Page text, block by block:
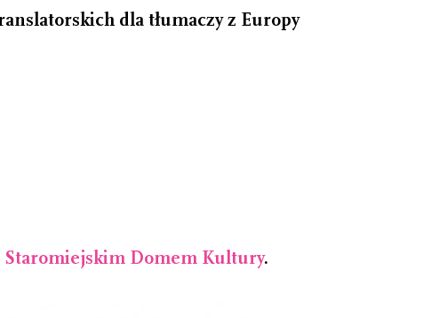
dla tłumaczy z Europy
Staromiejskim Domem Kultury.